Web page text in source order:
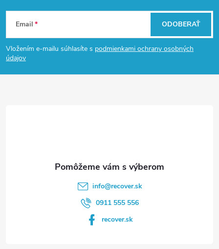
Z
á
p
Email
Vložením e-mailu súhlasíte s podmienkami ochrany osobných
údajov
ODOBERAŤ
info@recover.sk
0911 555 556
recover.sk